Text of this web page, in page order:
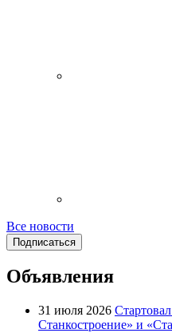
Все новости
Подписаться
Объявления
31 июля 2026
Станкостроение» и